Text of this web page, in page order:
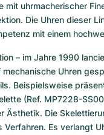
mit uhrmacherischer
Die Uhren dieser
mit einem
– im Jahre 1990
mechanische Uhren
Beispielsweise
(Ref. MP7228-
Ästhetik. Die
Verfahren. Es verlangt